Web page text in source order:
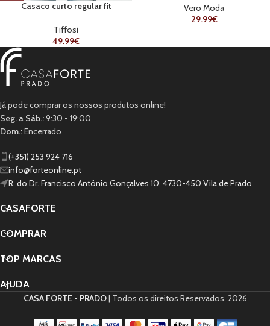
Casaco curto regular fit
Tiffosi
49.99€
Vero Moda
29.99€
Já pode comprar os nossos produtos online!
Seg. a Sáb.:9:30 - 19:00
Dom.:Encerrado
(+351) 253 924 716
info@forteonline.pt
R. do Dr. Francisco António Gonçalves 10, 4730-450 Vila de Prado
CASAFORTE
COMPRAR
TOP MARCAS
AJUDA
CASA FORTE - PRADO| Todos os direitos Reservados. 2026